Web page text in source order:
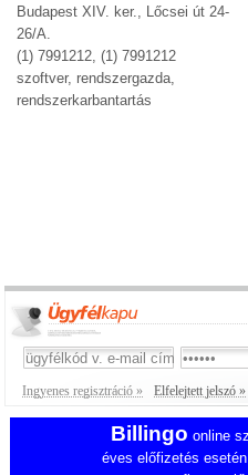
Budapest XIV. ker., Lőcsei út 24-
26/A.
(1) 7991212, (1) 7991212
szoftver, rendszergazda,
rendszerkarbantartás
Ingyenes regisztráció » Elfelejtett jelszó »
Billingo online
éves előfizetés